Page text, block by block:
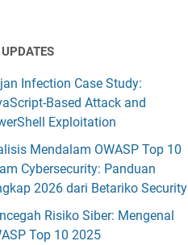
Infection Case Study:
Based Attack and
Exploitation
Mendalam OWASP Top 10
Cybersecurity: Panduan
2026 dari Betariko Security
Risiko Siber: Mengenal
Top 10 2025